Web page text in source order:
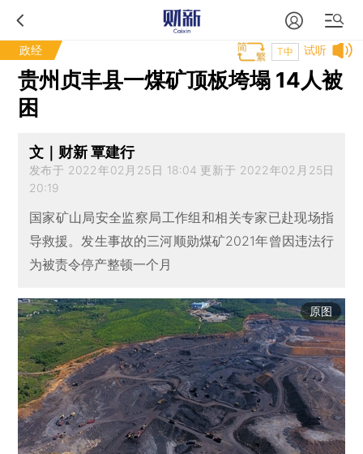
政经 试听
T中
贵州贞丰县一煤矿顶板垮塌 14人被
困
文｜财新 覃建行
发布于 2022年02月25日 18:04 更新于 2022年02月25日
20:19
国家矿山局安全监察局工作组和相关专家已赴现场指
导救援。发生事故的三河顺勋煤矿2021年曾因违法行
为被责令停产整顿一个月
原图